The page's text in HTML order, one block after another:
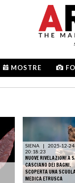
MOSTRE
SIENA |
2025-12-24
20:18:23
NUOVE RIVELAZIONI A
CASCIANO DEI BAGNI.
SCOPERTA UNA
MEDICA ETRUSCA